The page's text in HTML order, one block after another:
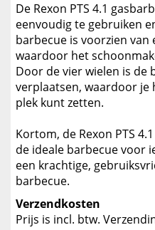
De Rexon PTS 4.1
eenvoudig te gebruiken
barbecue is voorzien
waardoor het
Door de vier wielen is de
verplaatsen, waardoor
plek kunt zetten.
Kortom, de Rexon PTS
de ideale barbecue voor
een krachtige,
barbecue.
Verzendkosten
Prijs is incl. btw.